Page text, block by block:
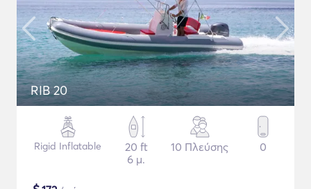
RIB 20
Rigid Inflatable
20 ft
6 μ.
10 Πλεύσης 0